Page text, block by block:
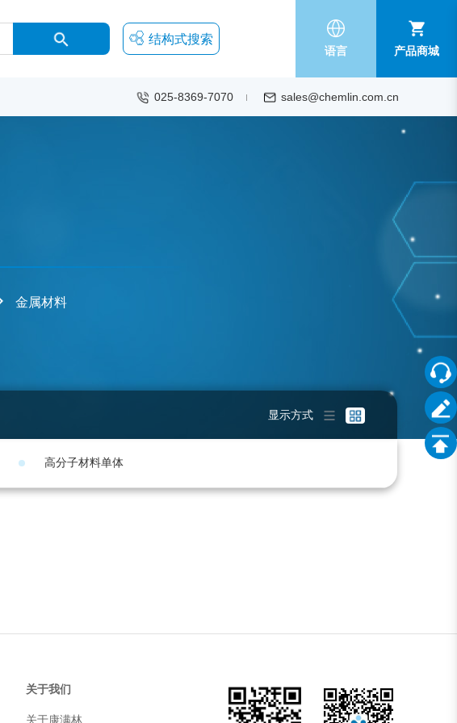
结构式搜索
语言 产品商城
025-8369-7070 sales@chemlin.com.cn
金属材料
显示方式
高分子材料单体
关于我们
关于康满林